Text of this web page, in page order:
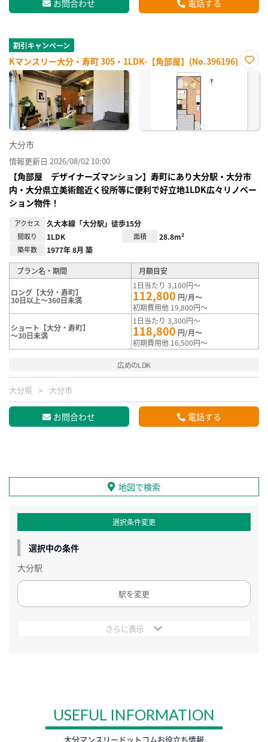
お問合わせ 電話する
割引キャンペーン
Kマンスリー大分・寿町 305・1LDK-【角部屋】(No.396196)
お気
大分市
情報更新日 2026/08/02 10:00
【角部屋 デザイナーズマンション】寿町にあり大分駅・大分市
内・大分県立美術館近く役所等に便利で好立地1LDK広々リノベー
ション物件！
アクセス 久大本線「大分駅」徒歩15分
間取り 1LDK 面積 28.8m²
築年数 1977年 8月 築
プラン名・期間 月額目安
ロング【大分・寿町】
30日以上～360日未満
1日当たり 3,100円～
112,800 円/月～
初期費用他 19,800円～
ショート【大分・寿町】
～30日未満
1日当たり 3,300円～
118,800 円/月～
初期費用他 16,500円～
広めのLDK
大分県 大分市
お問合わせ 電話する
地図で検索
選択条件変更
選択中の条件
大分駅
駅を変更
さらに表示
USEFUL INFORMATION
大分マンスリードットコムお役立ち情報